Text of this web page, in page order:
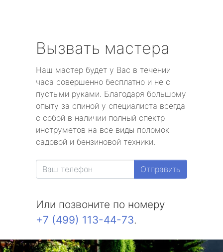
Вызвать мастера
Наш мастер будет у Вас в течении
часа совершенно бесплатно и не с
пустыми руками. Благодаря большому
опыту за спиной у специалиста всегда
с собой в наличии полный спектр
инструметов на все виды поломок
садовой и бензиновой техники.
Отправить
Или позвоните по номеру
+7 (499) 113-44-73.